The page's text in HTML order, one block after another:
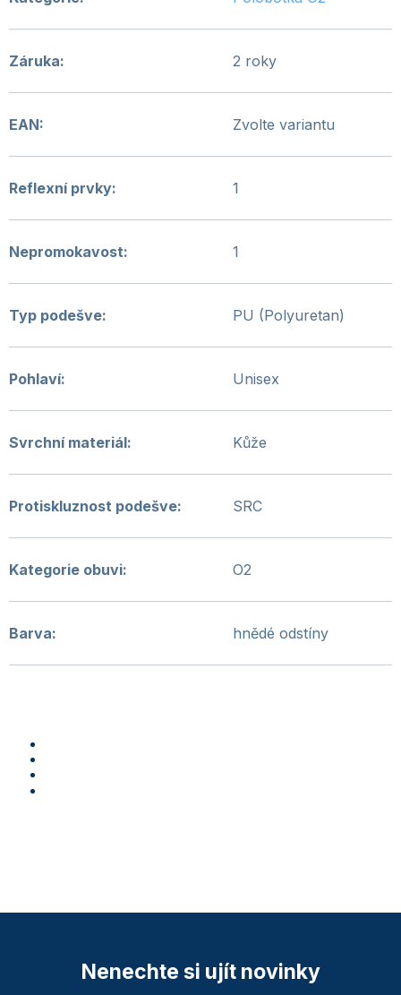
Záruka: 2 roky
EAN: Zvolte variantu
Reflexní prvky: 1
Nepromokavost: 1
Typ podešve: PU (Polyuretan)
Pohlaví: Unisex
Svrchní materiál: Kůže
Protiskluznost podešve: SRC
Kategorie obuvi: O2
Barva: hnědé odstíny
Nenechte si ujít novinky